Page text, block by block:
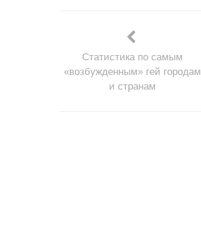
Статистика по самым
«возбужденным» гей городам
и странам